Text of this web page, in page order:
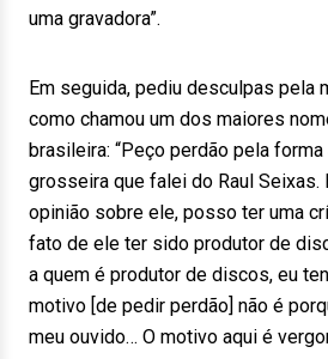
uma gravadora”.
Em seguida, pediu desculpas pela
como chamou um dos maiores
brasileira: “Peço perdão pela
grosseira que falei do Raul Seixas.
opinião sobre ele, posso ter uma
fato de ele ter sido produtor de
a quem é produtor de discos, eu
motivo [de pedir perdão] não é
meu ouvido… O motivo aqui é